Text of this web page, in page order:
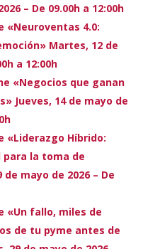
– De 09.00h a 12:00h
«Neuroventas 4.0:
Martes, 12 de
a 12:00h
«Negocios que ganan
Jueves, 14 de mayo de
«Liderazgo Híbrido:
para la toma de
mayo de 2026 – De
«Un fallo, miles de
de tu pyme antes de